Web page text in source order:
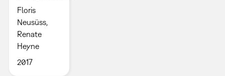
Floris
Neusüss,
Renate
Heyne
2017